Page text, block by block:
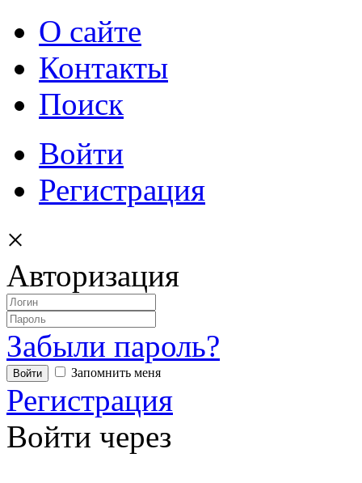
О сайте
Контакты
Поиск
Войти
Регистрация
×
Авторизация
Забыли пароль?
Запомнить меня
Регистрация
Войти через